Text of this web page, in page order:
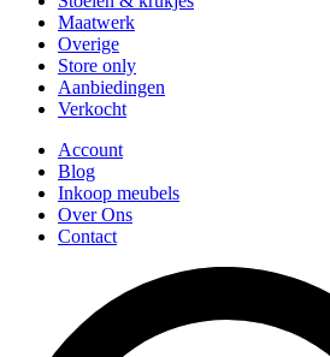
Maatwerk
Overige
Store only
Aanbiedingen
Verkocht
Account
Blog
Inkoop meubels
Over Ons
Contact